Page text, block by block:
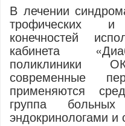
В лечении
трофических
конечностей
кабинета
поликлиники
современные
применяются
группа
эндокринологами и